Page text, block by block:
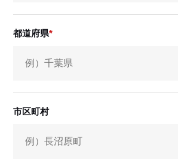
都道府県
市区町村